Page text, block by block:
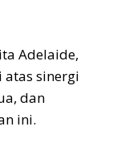
Adelaide,
sinergi
dan
ini.